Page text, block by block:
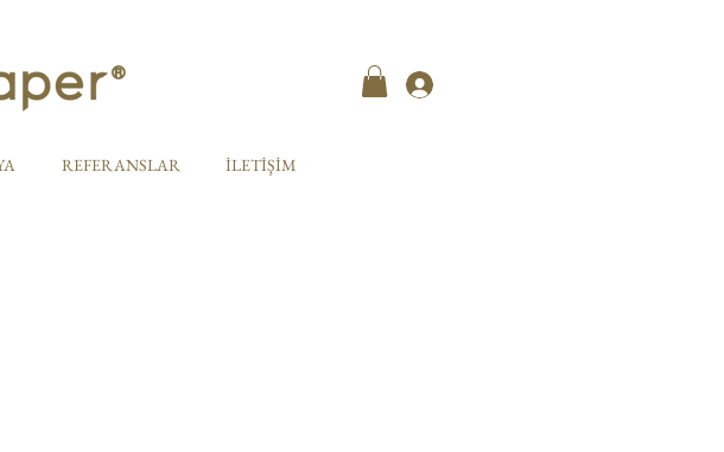
REFERANSLAR İLETİŞİM